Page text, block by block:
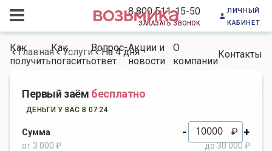
8 800 511-15-50
заказать звонок
личный
кабинет
Как
получить
Как
погасить
Вопрос-
ответ
Акции и
новости
О
компании
Контакты
Главная Услуги На 4 дня
Первый заём бесплатно
ДЕНЬГИ У ВАС В 07:24
Сумма - ₽ +
от 3 000 ₽ до 30 000 ₽